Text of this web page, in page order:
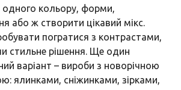
одного кольору, форми,
або ж створити цікавий мікс.
погратися з контрастами,
стильне рішення. Ще один
варіант – вироби з новорічною
ялинками, сніжинками, зірками,